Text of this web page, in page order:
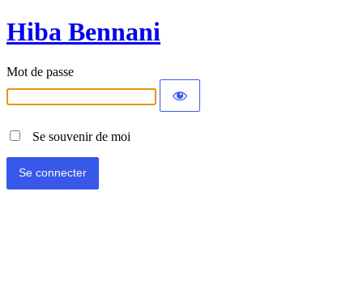
Hiba Bennani
Mot de passe
Se souvenir de moi